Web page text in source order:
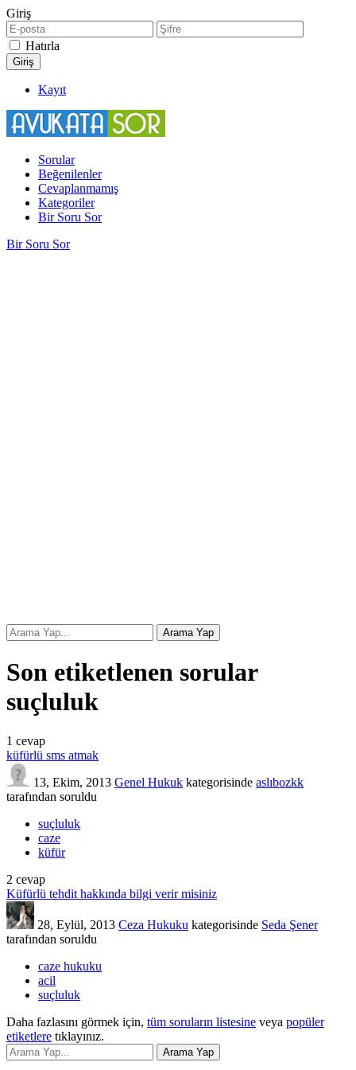
Giriş
Hatırla
Kayıt
Sorular
Beğenilenler
Cevaplanmamış
Kategoriler
Bir Soru Sor
Bir Soru Sor
Son etiketlenen sorular
suçluluk
1 cevap
küfürlü sms atmak
13, Ekim, 2013 Genel Hukuk kategorisinde aslıbozkk
tarafından soruldu
suçluluk
caze
küfür
2 cevap
Küfürlü tehdit hakkında bilgi verir misiniz
28, Eylül, 2013 Ceza Hukuku kategorisinde Seda Şener
tarafından soruldu
caze hukuku
acil
suçluluk
Daha fazlasını görmek için, tüm soruların listesine veya popüler
etiketlere tıklayınız.